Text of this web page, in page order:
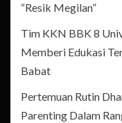
“Resik Megilan”
Tim KKN BBK 8
Memberi Edukasi
Babat
Pertemuan Rutin
Parenting Dalam